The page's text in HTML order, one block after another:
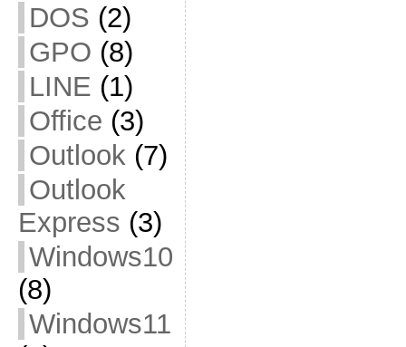
DOS (2)
GPO (8)
LINE (1)
Office (3)
Outlook(7)
Outlook
Express (3)
Windows10
(8)
Windows11